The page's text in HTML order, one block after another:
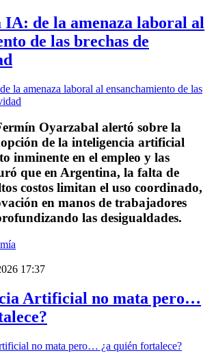
IA: de la amenaza laboral al
de las brechas de
Oyarzabal alertó sobre la
de la inteligencia artificial
inminente en el empleo y las
que en Argentina, la falta de
costos limitan el uso coordinado,
en manos de trabajadores
las desigualdades.
17:37
Artificial no mata pero…